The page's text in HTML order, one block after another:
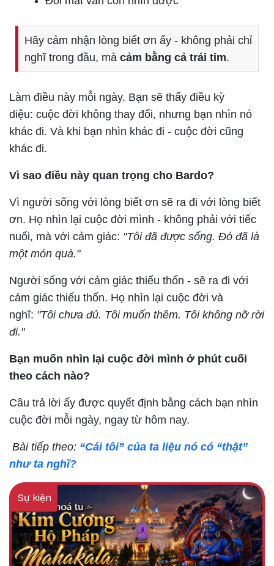
Hãy cảm nhận lòng biết ơn ấy - không phải chỉ
nghĩ trong đầu, mà cảm bằng cả trái tim.
Làm điều này mỗi ngày. Bạn sẽ thấy điều kỳ
diệu: cuộc đời không thay đổi, nhưng bạn nhìn nó
khác đi. Và khi bạn nhìn khác đi - cuộc đời cũng
khác đi.
Vì sao điều này quan trọng cho Bardo?
Vì người sống với lòng biết ơn sẽ ra đi với lòng biết
ơn. Họ nhìn lại cuộc đời mình - không phải với tiếc
nuối, mà với cảm giác: "Tôi đã được sống. Đó đã là
một món quà."
Người sống với cảm giác thiếu thốn - sẽ ra đi với
cảm giác thiếu thốn. Họ nhìn lại cuộc đời và
nghĩ: "Tôi chưa đủ. Tôi muốn thêm. Tôi không nỡ rời
đi."
Bạn muốn nhìn lại cuộc đời mình ở phút cuối
theo cách nào?
Câu trả lời ấy được quyết định bằng cách bạn nhìn
cuộc đời mỗi ngày, ngay từ hôm nay.
Bài tiếp theo: “Cái tôi” của ta liệu nó có “thật”
như ta nghĩ?
Sự kiện